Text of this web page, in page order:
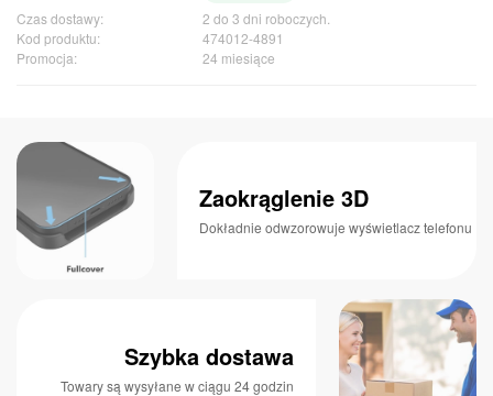
Czas dostawy:
2 do 3 dni roboczych.
Kod produktu:
474012-4891
Promocja:
24 miesiące
Zaokrąglenie 3D
Dokładnie odwzorowuje wyświetlacz telefonu
Szybka dostawa
Towary są wysyłane w ciągu 24 godzin